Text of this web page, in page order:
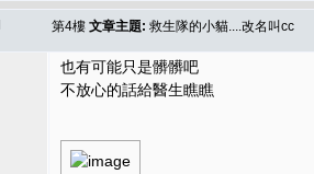
第4樓 文章主題: 救生隊的小貓....改名叫cc
也有可能只是髒髒吧
不放心的話給醫生瞧瞧